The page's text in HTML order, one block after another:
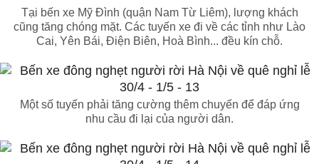
Tại bến xe Mỹ Đình (quận Nam Từ Liêm), lượng khách
cũng tăng chóng mặt. Các tuyến xe đi về các tỉnh như Lào
Cai, Yên Bái, Điện Biên, Hoà Bình... đều kín chỗ.
Một số tuyến phải tăng cường thêm chuyến để đáp ứng
nhu cầu đi lại của người dân.